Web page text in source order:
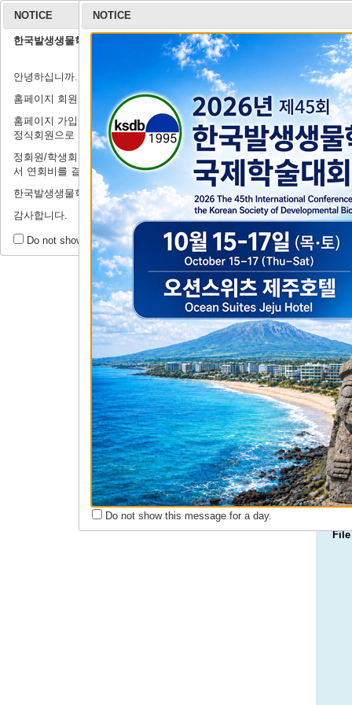
학회 소개
회장 인사말
학회 연혁
학회 회칙
연구윤리규정
임원 명단 학
제44회 정기
회원 공간
공지사항
자유게시판
갤러리
회원동정
구인구직
갤
사진#4
NOTICE
한국발생생물학회 홈페이지 회원가입 안내
안녕하십니까.
홈페이지 회원가입 관련하여 안내드립니다.
홈페이지 가입은 정식회원이 되기 전의 절차로, '연회비'를 납부하셔야
정식회원으로 인정받으실 수 있습니다.
정회원/학생회원이 되기 위해서는 '학술행사'→'등록 및 결제시스템'에
서 연회비를 결제해주시기를 부탁드립니다.
한국발생생물학회에 많은 관심과 지원을 부탁드립니다.
감사합니다.
Do not show this message for a day.
NOTICE
Do not show this message for a day.